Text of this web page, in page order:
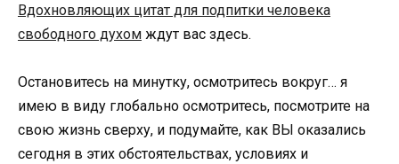
Вдохновляющих цитат для подпитки человека
свободного духом ждут вас здесь.
Остановитесь на минутку, осмотритесь вокруг… я
имею в виду глобально осмотритесь, посмотрите на
свою жизнь сверху, и подумайте, как ВЫ оказались
сегодня в этих обстоятельствах, условиях и